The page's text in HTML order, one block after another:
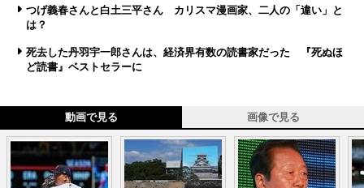
つげ義春さんと白土三平さん カリスマ漫画家、二人の「違い」と
は？
死去した丹羽宇一郎さんは、経済界有数の読書家だった 『死ぬほ
ど読書』ベストセラーに
動画で見る 画像で見る